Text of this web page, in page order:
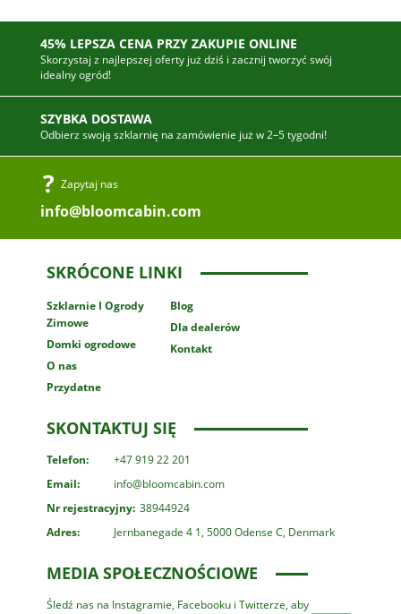
45% LEPSZA CENA PRZY ZAKUPIE ONLINE
Skorzystaj z najlepszej oferty już dziś i zacznij tworzyć swój
idealny ogród!
SZYBKA DOSTAWA
Odbierz swoją szklarnię na zamówienie już w 2–5 tygodni!
Zapytaj nas
info@bloomcabin.com
SKRÓCONE LINKI
Szklarnie I Ogrody
Zimowe
Domki ogrodowe
O nas
Przydatne
Blog
Dla dealerów
Kontakt
SKONTAKTUJ SIĘ
Telefon:
+47 919 22 201
Email:
info@bloomcabin.com
Nr rejestracyjny: 38944924
Adres:
Jernbanegade 4 1, 5000 Odense C, Denmark
MEDIA SPOŁECZNOŚCIOWE
Śledź nas na Instagramie, Facebooku i Twitterze, aby